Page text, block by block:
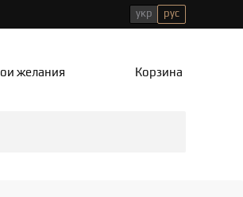
укр рус
желания Корзина